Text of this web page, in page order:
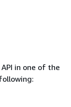
in one of the